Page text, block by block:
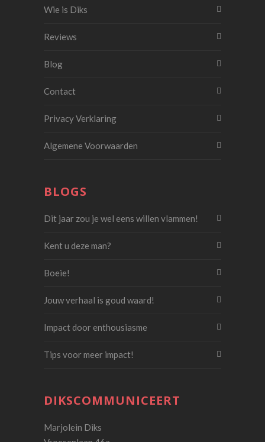
Wie is Diks
Reviews
Blog
Contact
Privacy Verklaring
Algemene Voorwaarden
BLOGS
Dit jaar zou je wel eens willen vlammen!
Kent u deze man?
Boeie!
Jouw verhaal is goud waard!
Impact door enthousiasme
Tips voor meer impact!
DIKSCOMMUNICEERT
Marjolein Diks